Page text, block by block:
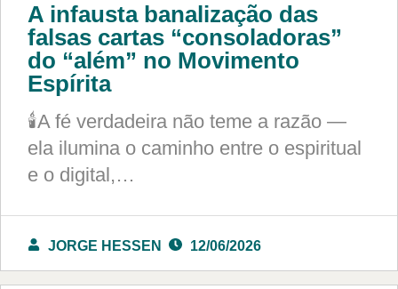
A infausta banalização das
falsas cartas “consoladoras”
do “além” no Movimento
Espírita
🕯️A fé verdadeira não teme a razão —
ela ilumina o caminho entre o espiritual
e o digital,…
JORGE HESSEN 12/06/2026